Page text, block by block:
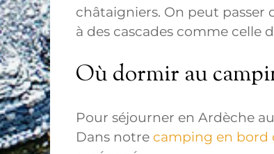
châtaigniers. On peut passer
à des cascades comme celle
Où dormir au
Pour séjourner en Ardèche
Dans notre camping en bord